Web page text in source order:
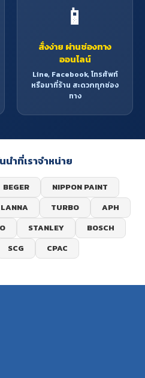
📱
สั่งง่าย ผ่านช่องทาง
ออนไลน์
Line, Facebook, โทรศัพท์
หรือมาที่ร้าน สะดวกทุกช่อง
ทาง
ำที่เราจำหน่าย
BEGER
NIPPON PAINT
LANNA TURBO
APH
STANLEY
BOSCH
SCG CPAC